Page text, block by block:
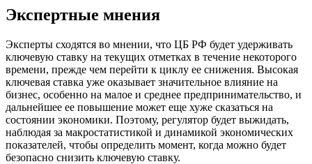
Экспертные мнения
Эксперты сходятся во мнении, что ЦБ РФ будет удерживать
ключевую ставку на текущих отметках в течение некоторого
времени, прежде чем перейти к циклу ее снижения. Высокая
ключевая ставка уже оказывает значительное влияние на
бизнес, особенно на малое и среднее предпринимательство, и
дальнейшее ее повышение может еще хуже сказаться на
состоянии экономики. Поэтому, регулятор будет выжидать,
наблюдая за макростатистикой и динамикой экономических
показателей, чтобы определить момент, когда можно будет
безопасно снизить ключевую ставку.